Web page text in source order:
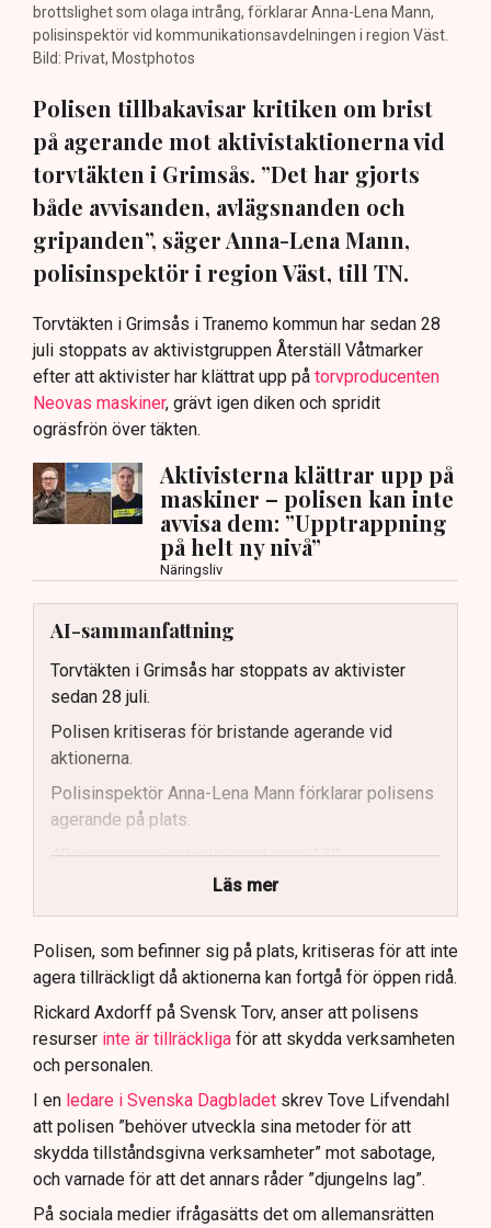
brottslighet som olaga intrång, förklarar Anna-Lena Mann,
polisinspektör vid kommunikationsavdelningen i region Väst.
Bild: Privat, Mostphotos
Polisen tillbakavisar kritiken om brist
på agerande mot aktivistaktionerna vid
torvtäkten i Grimsås. ”Det har gjorts
både avvisanden, avlägsnanden och
gripanden”, säger Anna-Lena Mann,
polisinspektör i region Väst, till TN.
Torvtäkten i Grimsås i Tranemo kommun har sedan 28
juli stoppats av aktivistgruppen Återställ Våtmarker
efter att aktivister har klättrat upp på torvproducenten
Neovas maskiner, grävt igen diken och spridit
ogräsfrön över täkten.
Aktivisterna klättrar upp på
maskiner – polisen kan inte
avvisa dem: ”Upptrappning
på helt ny nivå”
Näringsliv
AI-sammanfattning
Torvtäkten i Grimsås har stoppats av aktivister
sedan 28 juli.
Polisen kritiseras för bristande agerande vid
aktionerna.
Polisinspektör Anna-Lena Mann förklarar polisens
agerande på plats.
40 personer misstänks med cirka 120
brottsmisstankar kopplade.
Polisen använder drönare och uniformerad polis
för att dokumentera bevis.
Samtidigt är polisarbetet komplext när det gäller
att navigera juridiska rättigheter och gränser.
Läs mer
Polisen, som befinner sig på plats, kritiseras för att inte
agera tillräckligt då aktionerna kan fortgå för öppen ridå.
Rickard Axdorff på Svensk Torv, anser att polisens
resurser inte är tillräckliga för att skydda verksamheten
och personalen.
I en ledare i Svenska Dagbladet skrev Tove Lifvendahl
att polisen ”behöver utveckla sina metoder för att
skydda tillståndsgivna verksamheter” mot sabotage,
och varnade för att det annars råder ”djungelns lag”.
På sociala medier ifrågasätts det om allemansrätten